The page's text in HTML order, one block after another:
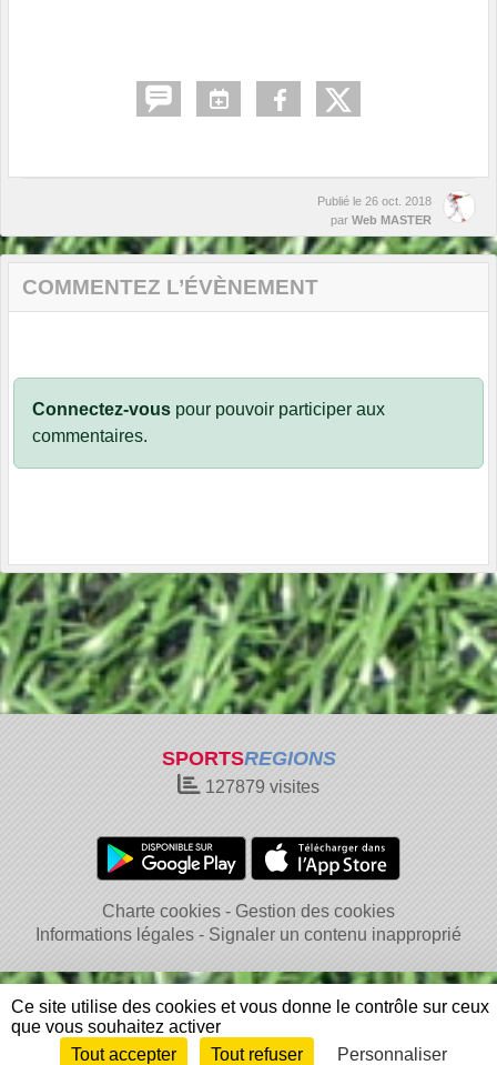
Publié le 26 oct. 2018
par Web MASTER
COMMENTEZ L’ÉVÈNEMENT
Connectez-vous pour pouvoir participer aux
commentaires.
SPORTSREGIONS
127879 visites
Charte cookies
Gestion des cookies
Informations légales
Signaler un contenu inapproprié
Envie de participer ? Connexion
Ce site utilise des cookies et vous donne le contrôle sur ceux
que vous souhaitez activer
Tout accepter
Tout refuser Personnaliser